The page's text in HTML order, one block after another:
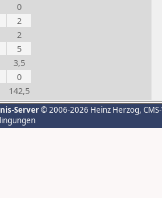
0
2
2
5
3,5
0
142,5
Server© 2006-2026 Heinz Herzog,